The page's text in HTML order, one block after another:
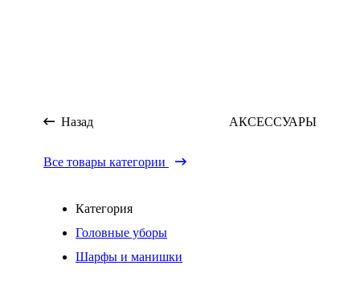
Назад АКСЕССУАРЫ
Все товары категории
Категория
Головные уборы
Шарфы и манишки